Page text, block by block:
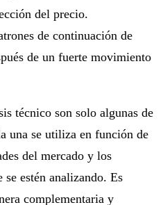
del precio.
de continuación de
de un fuerte movimiento
técnico son solo algunas de
una se utiliza en función de
del mercado y los
estén analizando. Es
complementaria y